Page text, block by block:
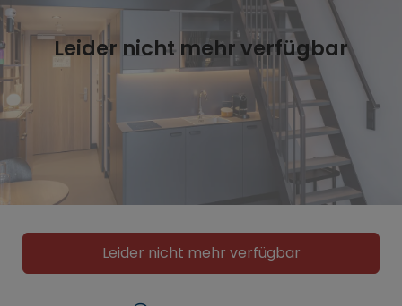
Leider nicht mehr verfügbar
Leider nicht mehr verfügbar